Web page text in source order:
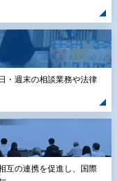
・週末の相談業務や法律
互の連携を促進し、国際